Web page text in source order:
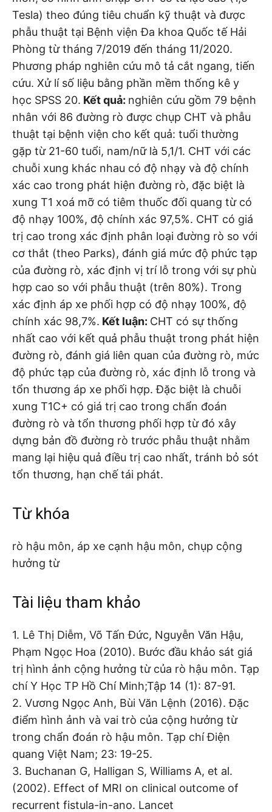
Tesla) theo đúng tiêu chuẩn kỹ thuật và được
phẫu thuật tại Bệnh viện Đa khoa Quốc tế Hải
Phòng từ tháng 7/2019 đến tháng 11/2020.
Phương pháp nghiên cứu mô tả cắt ngang, tiến
cứu. Xử lí số liệu bằng phần mềm thống kê y
học SPSS 20. Kết quả: nghiên cứu gồm 79 bệnh
nhân với 86 đường rò được chụp CHT và phẫu
thuật tại bệnh viện cho kết quả: tuổi thường
gặp từ 21-60 tuổi, nam/nữ là 5,1/1. CHT với các
chuỗi xung khác nhau có độ nhạy và độ chính
xác cao trong phát hiện đường rò, đặc biệt là
xung T1 xoá mỡ có tiêm thuốc đối quang từ có
độ nhạy 100%, độ chính xác 97,5%. CHT có giá
trị cao trong xác định phân loại đường rò so với
cơ thắt (theo Parks), đánh giá mức độ phức tạp
của đường rò, xác định vị trí lỗ trong với sự phù
hợp cao so với phẫu thuật (trên 80%). Trong
xác định áp xe phối hợp có độ nhạy 100%, độ
chính xác 98,7%. Kết luận: CHT có sự thống
nhất cao với kết quả phẫu thuật trong phát hiện
đường rò, đánh giá liên quan của đường rò, mức
độ phức tạp của đường rò, xác định lỗ trong và
tổn thương áp xe phối hợp. Đặc biệt là chuỗi
xung T1C+ có giá trị cao trong chẩn đoán
đường rò và tổn thương phối hợp từ đó xây
dựng bản đồ đường rò trước phẫu thuật nhằm
mang lại hiệu quả điều trị cao nhất, tránh bỏ sót
tổn thương, hạn chế tái phát.
Từ khóa
rò hậu môn, áp xe cạnh hậu môn, chụp cộng
hưởng từ
Tài liệu tham khảo
1. Lê Thị Diễm, Võ Tấn Đức, Nguyễn Văn Hậu,
Phạm Ngọc Hoa (2010). Bước đầu khảo sát giá
trị hình ảnh cộng hưởng từ của rò hậu môn. Tạp
chí Y Học TP Hồ Chí Minh;Tập 14 (1): 87-91.
2. Vương Ngọc Anh, Bùi Văn Lệnh (2016). Đặc
điểm hình ảnh và vai trò của cộng hưởng từ
trong chẩn đoán rò hậu môn. Tạp chí Điện
quang Việt Nam; 23: 19-25.
3. Buchanan G, Halligan S, Williams A, et al.
(2002). Effect of MRI on clinical outcome of
recurrent fistula-in-ano. Lancet